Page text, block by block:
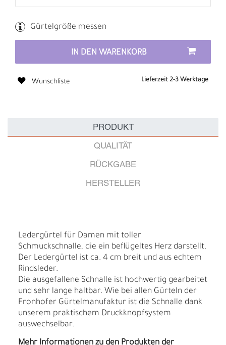
Gürtelgröße messen
IN DEN WARENKORB
Wunschliste Lieferzeit 2-3 Werktage
PRODUKT
QUALITÄT
RÜCKGABE
HERSTELLER
Ledergürtel für Damen mit toller
Schmuckschnalle, die ein beflügeltes Herz darstellt.
Der Ledergürtel ist ca. 4 cm breit und aus echtem
Rindsleder.
Die ausgefallene Schnalle ist hochwertig gearbeitet
und sehr lange haltbar. Wie bei allen Gürteln der
Fronhofer Gürtelmanufaktur ist die Schnalle dank
unserem praktischem Druckknopfsystem
auswechselbar.
Mehr Informationen zu den Produkten der